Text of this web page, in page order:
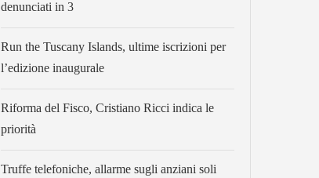
denunciati in 3
Run the Tuscany Islands, ultime iscrizioni per
l’edizione inaugurale
Riforma del Fisco, Cristiano Ricci indica le
priorità
Truffe telefoniche, allarme sugli anziani soli